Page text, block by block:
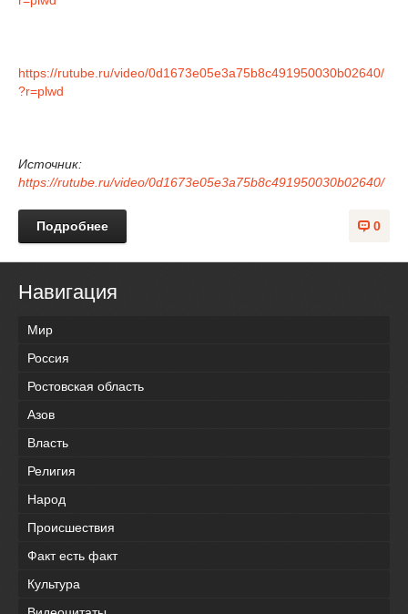
https://rutube.ru/video/0d1673e05e3a75b8c491950030b02640/
?r=plwd
Источник:
https://rutube.ru/video/0d1673e05e3a75b8c491950030b02640/
0
Подробнее
Навигация
Мир
Россия
Ростовская область
Азов
Власть
Религия
Народ
Происшествия
Факт есть факт
Культура